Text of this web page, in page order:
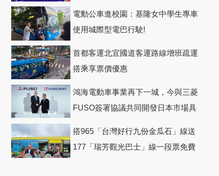
電動公車進校園：基隆女中學生專車
使用城際型電巴行駛!
首都客運北宜國道客運路線增班疏運
搭乘享票價優惠
鴻海電動車事業再下一城，今與三菱
FUSO簽署協議共同開發日本市場具
搭965「台灣好行九份金瓜石」線送
177「瑞芳觀光巴士」線一段票免費